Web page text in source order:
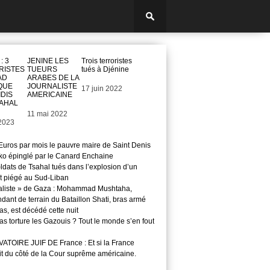
3
JENINE LES
TUEURS
ARABES DE LA
JOURNALISTE
AMERICAINE
Date
11 mai 2022
Trois terroristes
tués à Djénine
Date
17 juin 2022
par mois le pauvre maire de Saint Denis
épinglé par le Canard Enchaine
de Tsahal tués dans l’explosion d’un
piégé au Sud-Liban
» de Gaza : Mohammad Mushtaha,
de terrain du Bataillon Shati, bras armé
est décédé cette nuit
torture les Gazouis ? Tout le monde s’en fout
JUIF DE France : Et si la France
du côté de la Cour suprême américaine.